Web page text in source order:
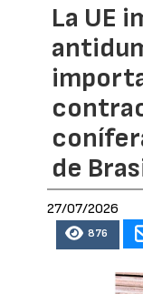
La UE
de
27/07/2026
876